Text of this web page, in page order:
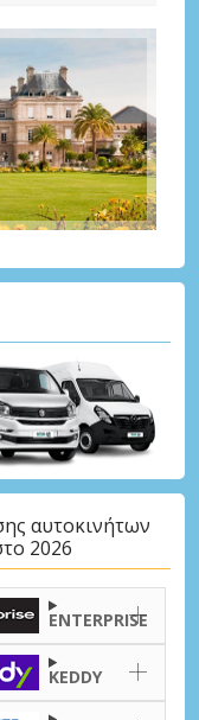
αυτοκινήτων
2026
ENTERPRISE
KEDDY